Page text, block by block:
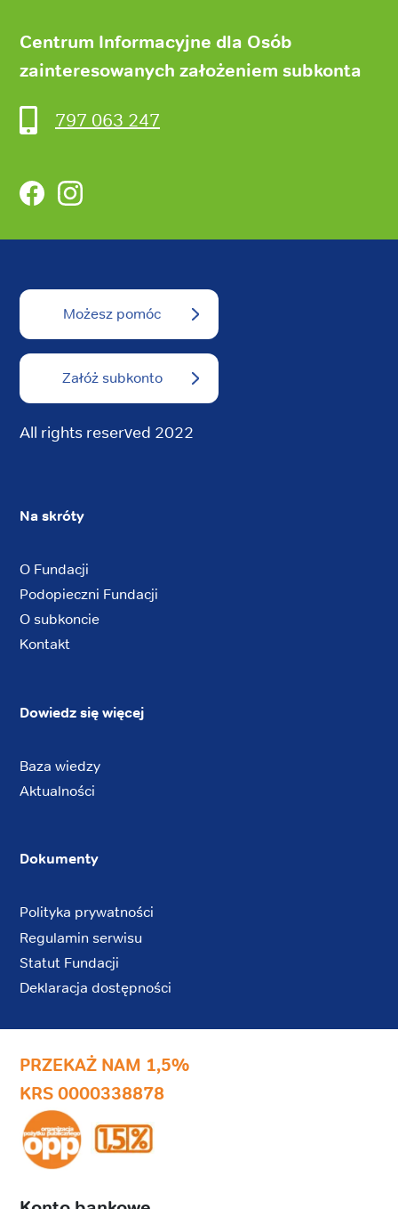
Centrum Informacyjne dla Osób
zainteresowanych założeniem subkonta
797 063 247
FacebookInstagram
Możesz pomóc
Załóż subkonto
All rights reserved 2022
Na skróty
O Fundacji
Podopieczni Fundacji
O subkoncie
Kontakt
Dowiedz się więcej
Baza wiedzy
Aktualności
Dokumenty
Polityka prywatności
Regulamin serwisu
Statut Fundacji
Deklaracja dostępności
PRZEKAŻ NAM 1,5%
KRS 0000338878